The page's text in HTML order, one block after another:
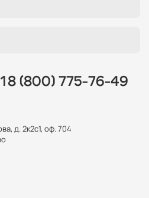
8 (800) 775-76-49
д. 2к2с1, оф. 704